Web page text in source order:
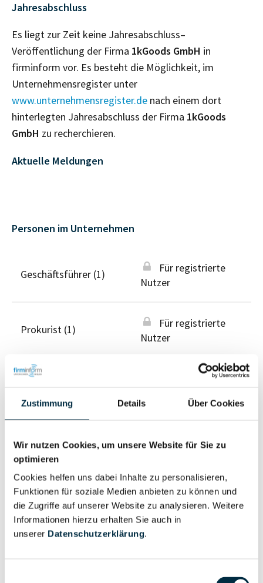
Zustimmung Details Über Cookies
Wir nutzen Cookies, um unsere Website für Sie zu
optimieren
Cookies helfen uns dabei Inhalte zu personalisieren,
Funktionen für soziale Medien anbieten zu können und
die Zugriffe auf unserer Website zu analysieren. Weitere
Informationen hierzu erhalten Sie auch in
unserer Datenschutzerklärung.
Jahresabschluss
Es liegt zur Zeit keine Jahresabschluss–
Veröffentlichung der Firma 1kGoods GmbH in
firminform vor. Es besteht die Möglichkeit, im
Unternehmensregister unter
www.unternehmensregister.de nach einem dort
hinterlegten Jahresabschluss der Firma 1kGoods
GmbH zu recherchieren.
Aktuelle Meldungen
Personen im Unternehmen
Geschäftsführer (1)
Für registrierte
Nutzer
Prokurist (1)
Für registrierte
Nutzer
Berechtigter
Vollständiges
anfragen
Eigentums- und Kontrollstruktur
Gesellschafterstruktur
Vollständiges
Unternehmensprofil
anfragen